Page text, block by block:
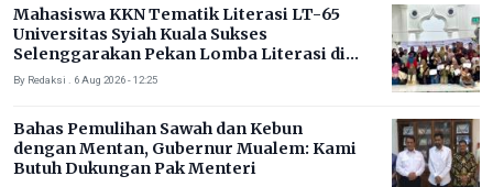
Mahasiswa KKN Tematik Literasi LT-65
Universitas Syiah Kuala Sukses
Selenggarakan Pekan Lomba Literasi di
Gampong Rhieng Blang
By Redaksi . 6 Aug 2026 - 12:25
Bahas Pemulihan Sawah dan Kebun
dengan Mentan, Gubernur Mualem: Kami
Butuh Dukungan Pak Menteri